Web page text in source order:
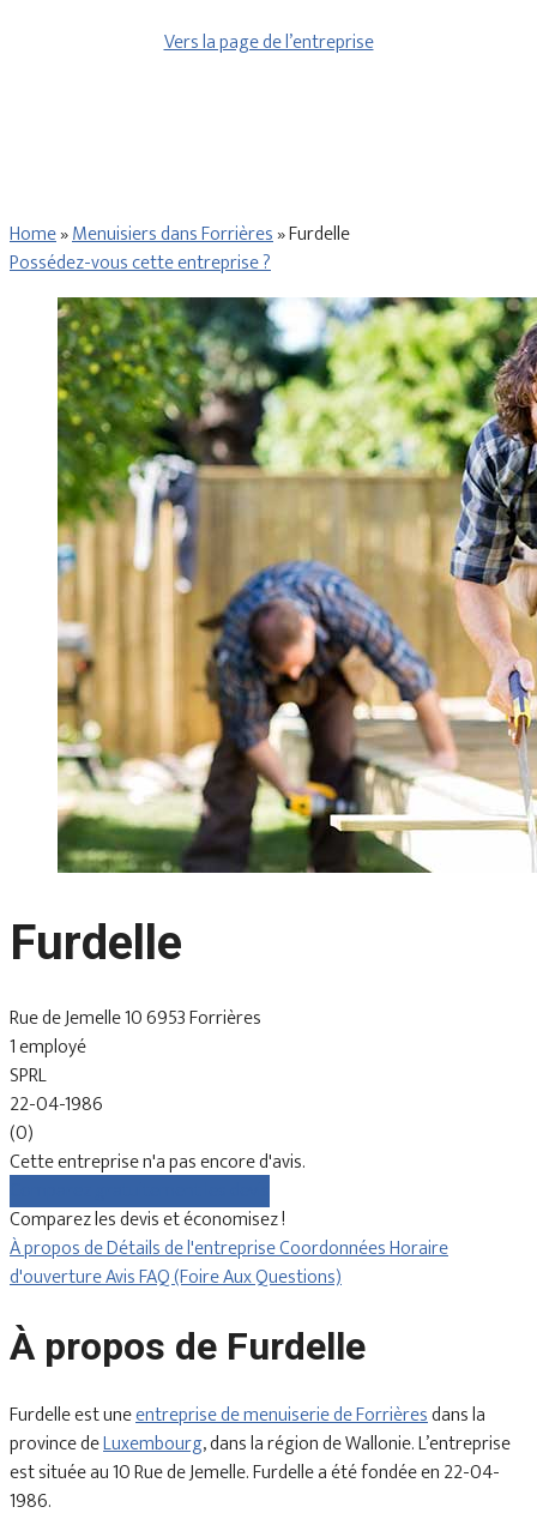
Vers la page de l’entreprise
Home»Menuisiers dans Forrières»Furdelle
Possédez-vous cette entreprise ?
Furdelle
Rue de Jemelle 10 6953 Forrières
1 employé
SPRL
22-04-1986
(0)
Cette entreprise n'a pas encore d'avis.
Comparez les devis et économisez !
À propos deDétails de l'entrepriseCoordonnéesHoraire
d'ouvertureAvisFAQ (Foire Aux Questions)
À propos de Furdelle
Furdelle est uneentreprise de menuiserie de Forrièresdans la
province deLuxembourg, dans la région de Wallonie. L’entreprise
est située au 10 Rue de Jemelle. Furdelle a été fondée en 22-04-
1986.